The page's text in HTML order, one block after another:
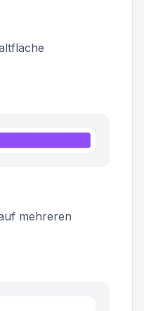
mehreren